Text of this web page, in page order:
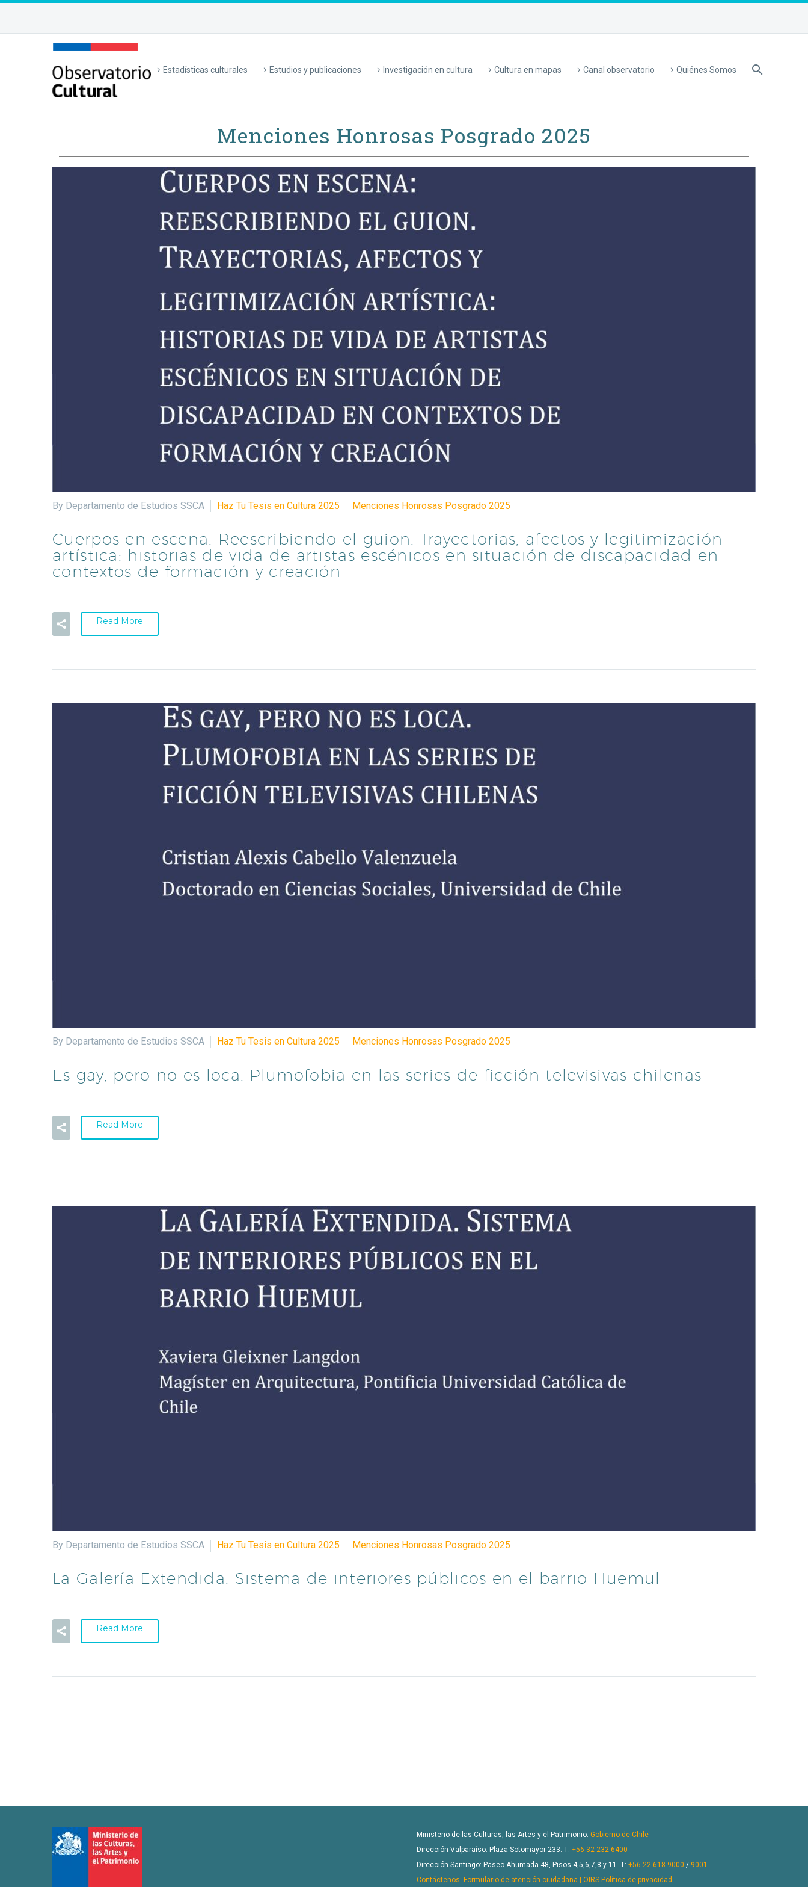
Estadísticas culturales Estudios y publicaciones Investigación en cultura Cultura en mapas Canal observatorio Quiénes Somos
Menciones Honrosas Posgrado 2025
By Departamento de Estudios SSCA Haz Tu Tesis en Cultura 2025 Menciones Honrosas Posgrado 2025
Cuerpos en escena. Reescribiendo el guion. Trayectorias, afectos y legitimización
artística: historias de vida de artistas escénicos en situación de discapacidad en
contextos de formación y creación
Read More
By Departamento de Estudios SSCA Haz Tu Tesis en Cultura 2025 Menciones Honrosas Posgrado 2025
Es gay, pero no es loca. Plumofobia en las series de ficción televisivas chilenas
Read More
By Departamento de Estudios SSCA Haz Tu Tesis en Cultura 2025 Menciones Honrosas Posgrado 2025
La Galería Extendida. Sistema de interiores públicos en el barrio Huemul
Read More
Ministerio de las Culturas, las Artes y el Patrimonio. Gobierno de Chile
Dirección Valparaíso: Plaza Sotomayor 233. T: +56 32 232 6400
Dirección Santiago: Paseo Ahumada 48, Pisos 4,5,6,7,8 y 11. T: +56 22 618 9000 / 9001
Contáctenos: Formulario de atención ciudadana | OIRS Política de privacidad